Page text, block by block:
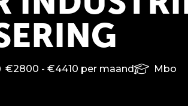
€2800 - €4410 per maand Mbo